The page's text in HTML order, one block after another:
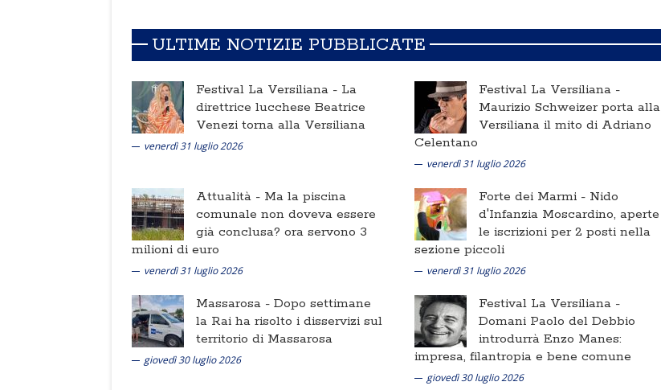
ULTIME NOTIZIE PUBBLICATE
Festival La Versiliana - La
direttrice lucchese Beatrice
Venezi torna alla Versiliana
venerdì 31 luglio 2026
Festival La Versiliana -
Maurizio Schweizer porta alla
Versiliana il mito di Adriano
Celentano
venerdì 31 luglio 2026
Attualità - Ma la piscina
comunale non doveva essere
già conclusa? ora servono 3
milioni di euro
venerdì 31 luglio 2026
Forte dei Marmi - Nido
d'Infanzia Moscardino, aperte
le iscrizioni per 2 posti nella
sezione piccoli
venerdì 31 luglio 2026
Massarosa - Dopo settimane
la Rai ha risolto i disservizi sul
territorio di Massarosa
giovedì 30 luglio 2026
Festival La Versiliana -
Domani Paolo del Debbio
introdurrà Enzo Manes:
impresa, filantropia e bene comune
giovedì 30 luglio 2026